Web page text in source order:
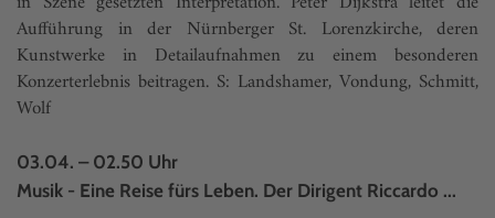
Aufführung in der Nürnberger St. Lorenzkirche, deren
Kunstwerke in Detailaufnahmen zu einem besonderen
Konzerterlebnis beitragen. S: Landshamer, Vondung, Schmitt,
Wolf
03.04. – 02.50 Uhr
Musik - Eine Reise fürs Leben. Der Dirigent Riccardo ...